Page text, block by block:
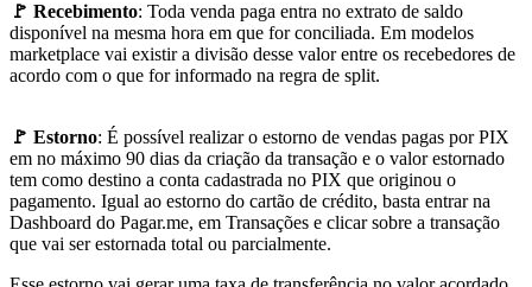
🚩 Recebimento: Toda venda paga entra no extrato de saldo
disponível na mesma hora em que for conciliada. Em modelos
marketplace vai existir a divisão desse valor entre os recebedores de
acordo com o que for informado na regra de split.
🚩 Estorno: É possível realizar o estorno de vendas pagas por PIX
em no máximo 90 dias da criação da transação e o valor estornado
tem como destino a conta cadastrada no PIX que originou o
pagamento. Igual ao estorno do cartão de crédito, basta entrar na
Dashboard do Pagar.me, em Transações e clicar sobre a transação
que vai ser estornada total ou parcialmente.